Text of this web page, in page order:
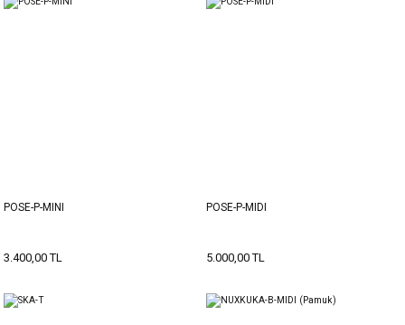
POSE-P-MINI
3.400,00 TL
POSE-P-MIDI
5.000,00 TL